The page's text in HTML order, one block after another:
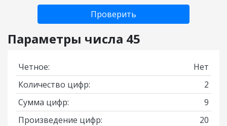
Проверить
Параметры числа 45
Четное:
Нет
Количество цифр:
2
Сумма цифр:
9
Произведение цифр:
20